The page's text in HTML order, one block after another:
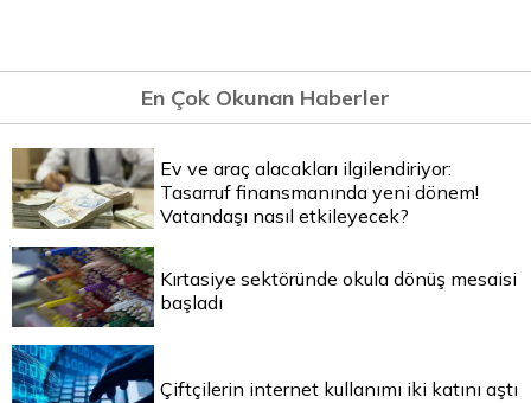
En Çok Okunan Haberler
Ev ve araç alacakları ilgilendiriyor:
Tasarruf finansmanında yeni dönem!
Vatandaşı nasıl etkileyecek?
Kırtasiye sektöründe okula dönüş mesaisi
başladı
Çiftçilerin internet kullanımı iki katını aştı